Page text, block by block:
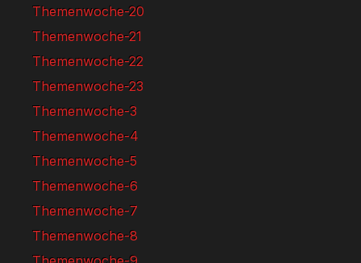
Themenwoche-20
Themenwoche-21
Themenwoche-22
Themenwoche-23
Themenwoche-3
Themenwoche-4
Themenwoche-5
Themenwoche-6
Themenwoche-7
Themenwoche-8